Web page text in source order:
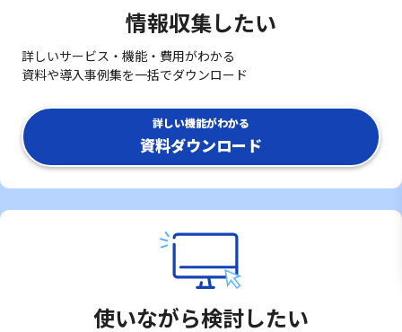
情報収集したい
詳しいサービス・機能・費用がわかる
資料や導入事例集を一括でダウンロード
詳しい機能がわかる
資料ダウンロード
使いながら検討したい